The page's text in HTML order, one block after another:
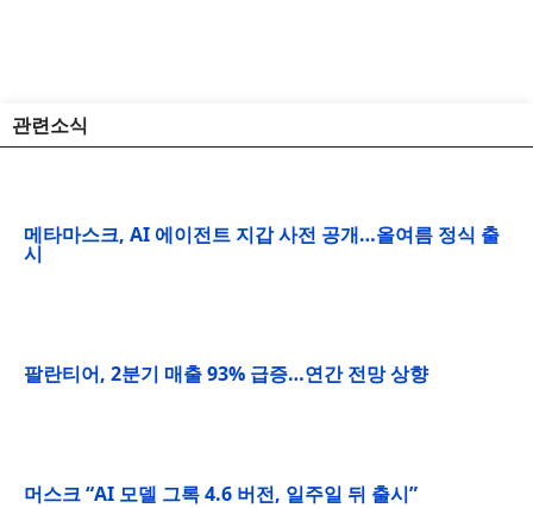
관련소식
메타마스크, AI 에이전트 지갑 사전 공개…올여름 정식 출
시
팔란티어, 2분기 매출 93% 급증…연간 전망 상향
머스크 “AI 모델 그록 4.6 버전, 일주일 뒤 출시”